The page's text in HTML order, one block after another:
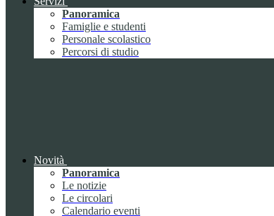
Panoramica
Famiglie e studenti
Personale scolastico
Percorsi di studio
Novità
Panoramica
Le notizie
Le circolari
Calendario eventi